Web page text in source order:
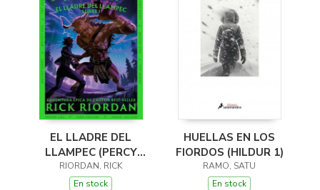
EL LLADRE DEL
LLAMPEC (PERCY
JACKSON I ELS DÉUS
DE L'OLIMP 1)
RIORDAN, RICK
En stock
HUELLAS EN LOS
FIORDOS (HILDUR 1)
RAMO, SATU
En stock